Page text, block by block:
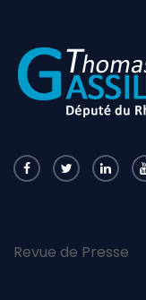
Revue de Presse